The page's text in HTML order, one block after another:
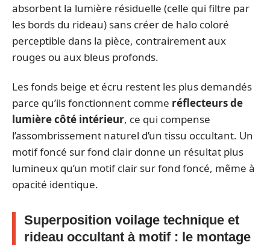
absorbent la lumière résiduelle (celle qui filtre par
les bords du rideau) sans créer de halo coloré
perceptible dans la pièce, contrairement aux
rouges ou aux bleus profonds.
Les fonds beige et écru restent les plus demandés
parce qu’ils fonctionnent comme réflecteurs de
lumière côté intérieur, ce qui compense
l’assombrissement naturel d’un tissu occultant. Un
motif foncé sur fond clair donne un résultat plus
lumineux qu’un motif clair sur fond foncé, même à
opacité identique.
Superposition voilage technique et
rideau occultant à motif : le montage